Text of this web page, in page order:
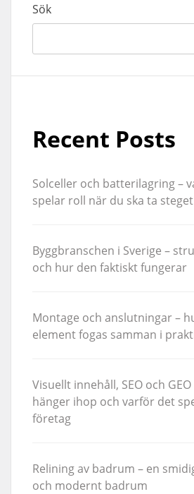
Sök
Recent Posts
Solceller och batterilagring –
spelar roll när du ska ta steget
Byggbranschen i Sverige –
och hur den faktiskt fungerar
Montage och anslutningar –
element fogas samman i
Visuellt innehåll, SEO och
hänger ihop och varför det
företag
Relining av badrum – en
och modernt badrum